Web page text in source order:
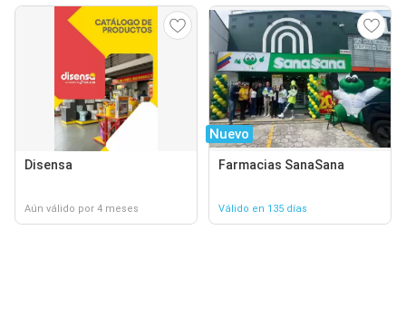
Disensa
Aún válido por 4 meses
Nuevo
Farmacias SanaSana
Válido en 135 días